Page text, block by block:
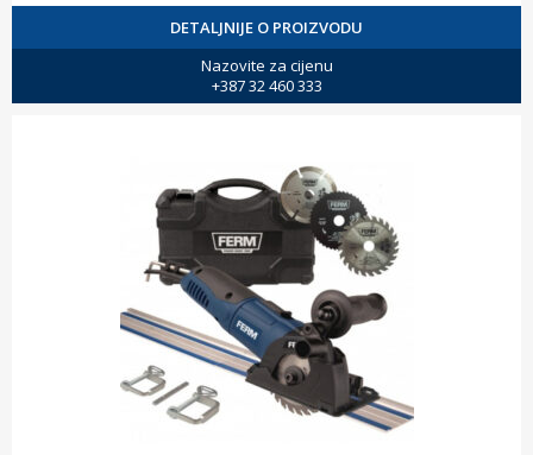
DETALJNIJE O PROIZVODU
Nazovite za cijenu
+387 32 460 333